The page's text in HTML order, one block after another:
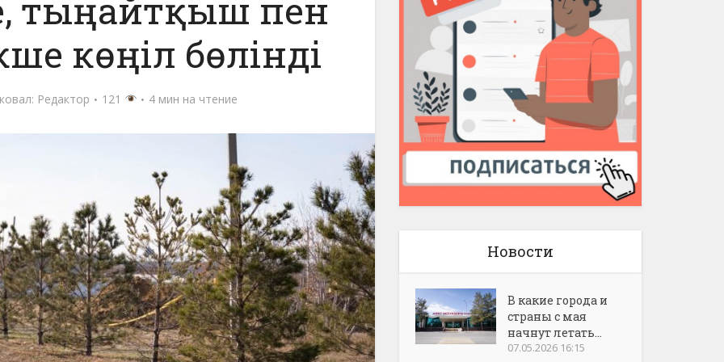
тыңайтқыш пен
көңіл бөлінді
Редактор 121 4 мин на чтение
Новости
В какие города и
страны с мая
начнут летать...
07.05.2026 16:15